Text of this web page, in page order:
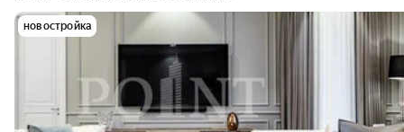
новостройка